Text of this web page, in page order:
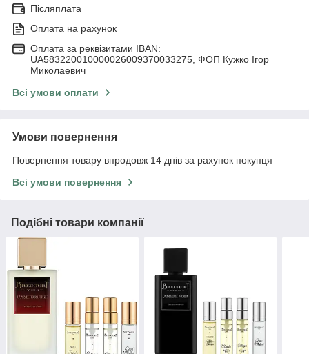
Післяплата
Оплата на рахунок
Оплата за реквізитами IBAN:
UA583220010000026009370033275, ФОП Кужко Ігор
Миколаевич
Всі умови оплати
Умови повернення
Повернення товару впродовж 14 днів за рахунок покупця
Всі умови повернення
Подібні товари компанії